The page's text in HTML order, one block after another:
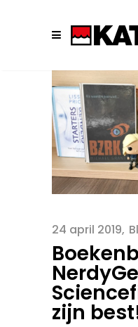
24 april 2019
zijn